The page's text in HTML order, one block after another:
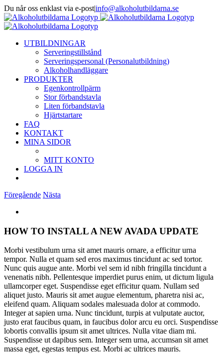
Fortsätt
till
innehållet
Du når oss enklast via e-post|info@alkoholutbildarna.se
Facebook
X
UTBILDNINGAR
Serveringstillstånd
Serveringspersonal (Personalutbildning)
Alkoholhandläggare
PRODUKTER
Egenkontrollpärm
Stor förbandstavla
Liten förbandstavla
Hjärtstartare
FAQ
KONTAKT
MINA SIDOR
MITT KONTO
LOGGA IN
Föregående Nästa
bild
HOW TO INSTALL A NEW AVADA UPDATE
Morbi vestibulum urna sit amet mauris ornare, a efficitur urna
tempor. Nulla et quam sed eros maximus tincidunt ac sed tortor.
Nunc quis augue ante. Morbi vel sem id nibh fringilla tincidunt a
venenatis nibh. Pellentesque imperdiet purus enim, ut dictum ligula
ullamcorper eget. Suspendisse eget efficitur quam. Nullam sed
aliquet justo. Mauris sit amet augue elementum, pharetra nisi ac,
eleifend quam. Aliquam sodales malesuada dolor at commodo.
Integer at sapien urna. Nunc tincidunt, turpis at vulputate auctor,
justo erat faucibus quam, in faucibus dolor arcu eu orci. Suspendisse
lobortis convallis ipsum sit amet ultrices. Nulla vitae diam mi.
Suspendisse ut dapibus sem. Integer sem urna, accumsan sit amet
massa eget, egestas tempus est. Morbi ac ultrices mauris.